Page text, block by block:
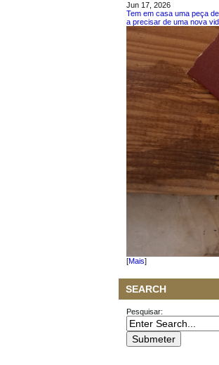
Jun 17, 2026
Tem em casa uma peça
a precisar de uma nova
[Mais]
SEARCH
Pesquisar: